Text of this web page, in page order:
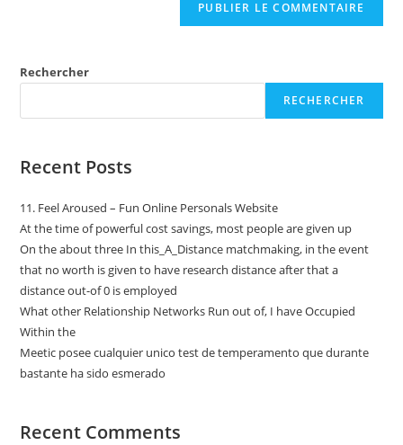
Rechercher
RECHERCHER
Recent Posts
11. Feel Aroused – Fun Online Personals Website
At the time of powerful cost savings, most people are given up
On the about three In this_A_Distance matchmaking, in the event
that no worth is given to have research distance after that a
distance out-of 0 is employed
What other Relationship Networks Run out of, I have Occupied
Within the
Meetic posee cualquier unico test de temperamento que durante
bastante ha sido esmerado
Recent Comments